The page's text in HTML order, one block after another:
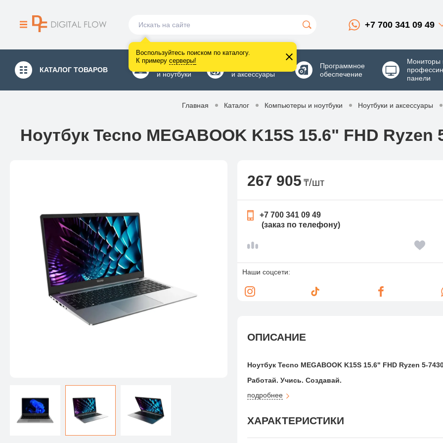
Воспользуйтесь поиском по каталогу.
К примеру серверы!
+7 700 341 09 49
КАТАЛОГ ТОВАРОВ
Компьютеры
и ноутбуки
и аксессуары
Программное
обеспечение
Мониторы
панели
Главная Каталог Компьютеры и ноутбуки Ноутбуки и аксессуары
Ноутбук Tecno MEGABOOK K15S 15.6" FHD Ryzen
ОПИСАНИЕ
Ноутбук Tecno MEGABOOK K15S 15.6" FHD Ryzen 5-
Работай. Учись. Создавай.
студентов, фрилансеров и тех, кто ценит лёгкость, стиль и
КЛЮЧЕВЫЕ ХАРАКТЕРИСТИКИ:
подробнее
ХАРАКТЕРИСТИКИ
267 905 ₸/шт
+7 700 341 09 49
(заказ по телефону)
Наши соцсети: